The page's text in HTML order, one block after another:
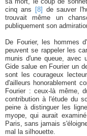
sa mort, le coup de
cinq ans
[8]
de sauver
trouvait même un
publiquement son
De Fourier, les hommes
peuvent se rappeler les
munis d'une queue, avec
Gide salue en Fourier un
sont les courageux
d'ailleurs honorablement
Fourier : ceux-là même,
contribution à l'étude du
peine à distinguer les
myope, qui aurait
Paris, sans jamais
mal la silhouette.